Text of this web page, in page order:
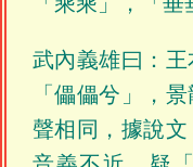
武內義雄曰：
「儡儡兮」，
聲相同，據說文